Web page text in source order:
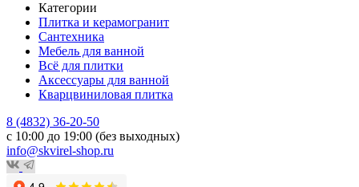
Категории
Плитка и керамогранит
Сантехника
Мебель для ванной
Всё для плитки
Аксессуары для ванной
Кварцвиниловая плитка
8 (4832) 36-20-50
с 10:00 до 19:00 (без выходных)
info@skvirel-shop.ru